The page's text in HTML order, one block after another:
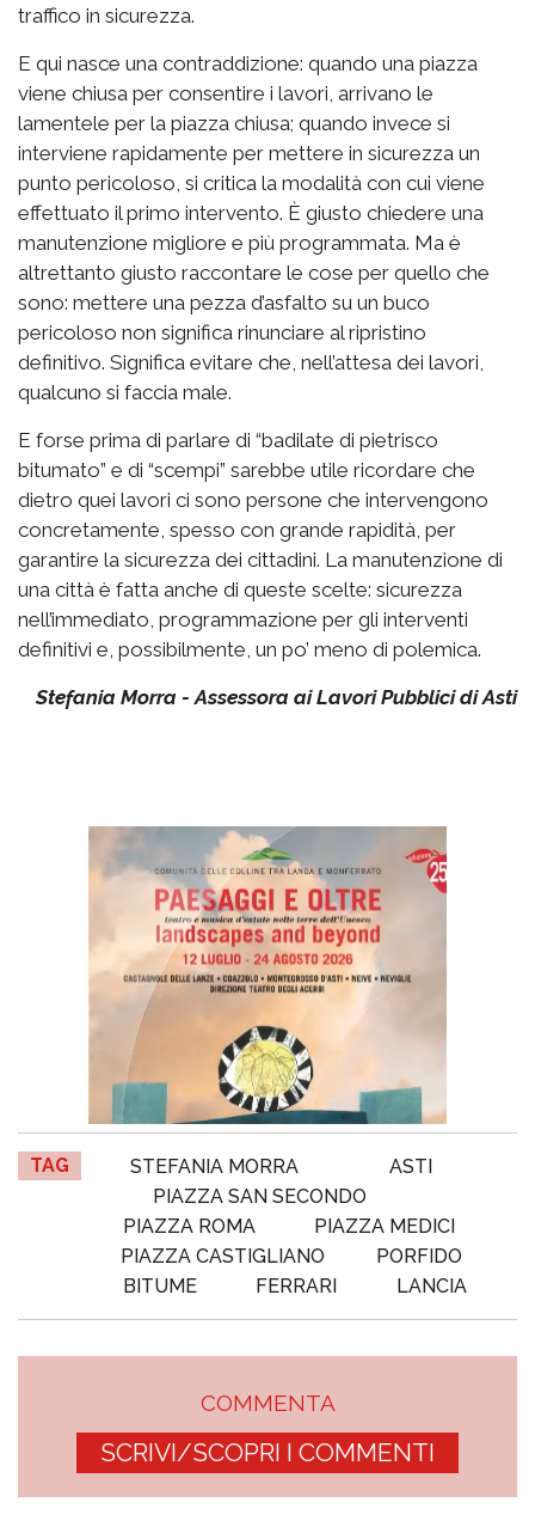
traffico in sicurezza.
E qui nasce una contraddizione: quando una piazza
viene chiusa per consentire i lavori, arrivano le
lamentele per la piazza chiusa; quando invece si
interviene rapidamente per mettere in sicurezza un
punto pericoloso, si critica la modalità con cui viene
effettuato il primo intervento. È giusto chiedere una
manutenzione migliore e più programmata. Ma è
altrettanto giusto raccontare le cose per quello che
sono: mettere una pezza d’asfalto su un buco
pericoloso non significa rinunciare al ripristino
definitivo. Significa evitare che, nell’attesa dei lavori,
qualcuno si faccia male.
E forse prima di parlare di “badilate di pietrisco
bitumato” e di “scempi” sarebbe utile ricordare che
dietro quei lavori ci sono persone che intervengono
concretamente, spesso con grande rapidità, per
garantire la sicurezza dei cittadini. La manutenzione di
una città è fatta anche di queste scelte: sicurezza
nell’immediato, programmazione per gli interventi
definitivi e, possibilmente, un po’ meno di polemica.
Stefania Morra - Assessora ai Lavori Pubblici di Asti
TAG STEFANIA MORRA
ASTI
PIAZZA SAN SECONDO
PIAZZA ROMA
PIAZZA MEDICI
PIAZZA CASTIGLIANO
PORFIDO
BITUME
FERRARI LANCIA
COMMENTA
SCRIVI/SCOPRI I COMMENTI